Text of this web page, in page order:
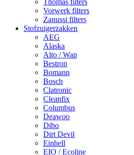
Thomas filters
Vorwerk filters
Zanussi filters
Stofzuigerzakken
AEG
Alaska
Alto / Wap
Bestron
Bomann
Bosch
Clatronic
Cleanfix
Columbus
Deawoo
Dibo
Dirt Devil
Einhell
EIO / Ecoline